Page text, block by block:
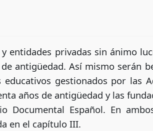
entidades privadas sin ánimo
antigüedad. Así mismo serán
gestionados por las
años de antigüedad y las
Documental Español. En
en el capítulo III.